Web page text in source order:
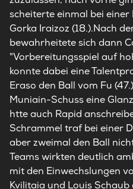
scheiterte einmal bei einer
Gorka Iraizoz (18.).Nach
bewahrheitete sich dann
"Vorbereitungsspiel auf
konnte dabei eine
Eraso den Ball vom Fu
Muniain-Schuss eine
htte auch Rapid
Schrammel traf bei einer
aber zweimal den Ball
Teams wirkten deutlich
mit den Einwechslungen
Kvilitaia und Louis